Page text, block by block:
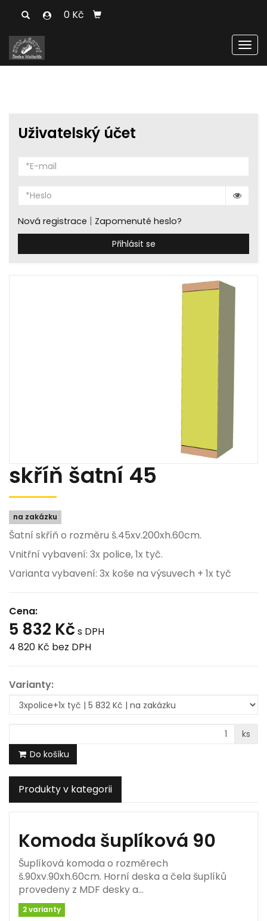
0 Kč
Uživatelský účet
Nová registrace | Zapomenuté heslo?
Přihlásit se
skříň šatní 45
na zakázku
Šatní skříň o rozměru š.45xv.200xh.60cm.
Vnitřní vybavení: 3x police, 1x tyč.
Varianta vybavení: 3x koše na výsuvech + 1x tyč
Cena:
5 832 Kč s DPH
4 820 Kč bez DPH
Varianty:
ks
Do košíku
Produkty v kategorii
Komoda šuplíková 90
Šuplíková komoda o rozměrech
š.90xv.90xh.60cm. Horní deska a čela šuplíků
provedeny z MDF desky a…
2 varianty